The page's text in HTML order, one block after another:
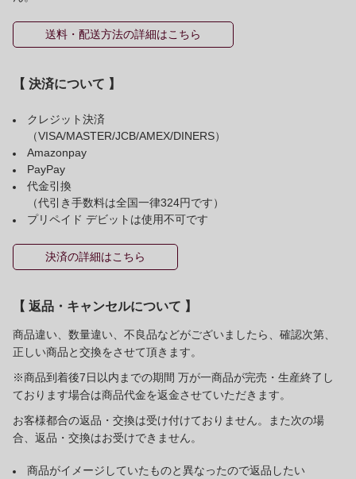
送料・配送方法の詳細はこちら
【 決済について 】
クレジット決済
（VISA/MASTER/JCB/AMEX/DINERS）
Amazonpay
PayPay
代金引換
（代引き手数料は全国一律324円です）
プリペイド デビットは使用不可です
決済の詳細はこちら
【 返品・キャンセルについて 】
商品違い、数量違い、不良品などがございましたら、確認次第、
正しい商品と交換をさせて頂きます。
※商品到着後7日以内までの期間 万が一商品が完売・生産終了し
ております場合は商品代金を返金させていただきます。
お客様都合の返品・交換は受け付けておりません。また次の場
合、返品・交換はお受けできません。
商品がイメージしていたものと異なったので返品したい